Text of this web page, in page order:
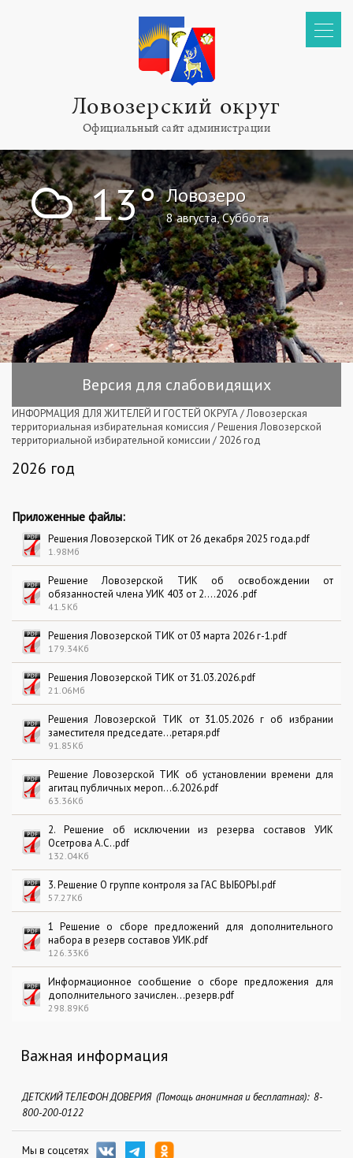
Ловозерский округ
Официальный сайт администрации
! 13° Ловозеро
8 августа, Суббота
Версия для слабовидящих
ИНФОРМАЦИЯ ДЛЯ ЖИТЕЛЕЙ И ГОСТЕЙ ОКРУГА/Ловозерская
территориальная избирательная комиссия / Решения Ловозерской
территориальной избирательной комиссии / 2026 год
2026 год
Приложенные файлы:
Решения Ловозерской ТИК от 26 декабря 2025 года.pdf
1.98Мб
Решение Ловозерской ТИК об освобождении от
обязанностей члена УИК 403 от 2....2026 .pdf
41.5Кб
Решения Ловозерской ТИК от 03 марта 2026 г-1.pdf
179.34Кб
Решения Ловозерской ТИК от 31.03.2026.pdf
21.06Мб
Решения Ловозерской ТИК от 31.05.2026 г об избрании
заместителя председате...ретаря.pdf
91.85Кб
Решение Ловозерской ТИК об установлении времени для
агитац публичных мероп...6.2026.pdf
63.36Кб
2. Решение об исключении из резерва составов УИК
Осетрова А.С..pdf
132.04Кб
3. Решение О группе контроля за ГАС ВЫБОРЫ.pdf
57.27Кб
1 Решение о сборе предложений для дополнительного
набора в резерв составов УИК.pdf
126.33Кб
Информационное сообщение о сборе предложения для
дополнительного зачислен...резерв.pdf
298.89Кб
Важная информация
ДЕТСКИЙ ТЕЛЕФОН ДОВЕРИЯ (Помощь анонимная и бесплатная): 8-
800-200-0122
Мы в соцсетях